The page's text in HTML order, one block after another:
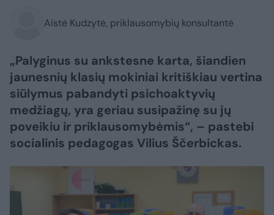
Aistė Kudzytė, priklausomybių konsultantė
„Palyginus su ankstesne karta, šiandien
jaunesnių klasių mokiniai kritiškiau vertina
siūlymus pabandyti psichoaktyvių
medžiagų, yra geriau susipažinę su jų
poveikiu ir priklausomybėmis“, – pastebi
socialinis pedagogas Vilius Ščerbickas.